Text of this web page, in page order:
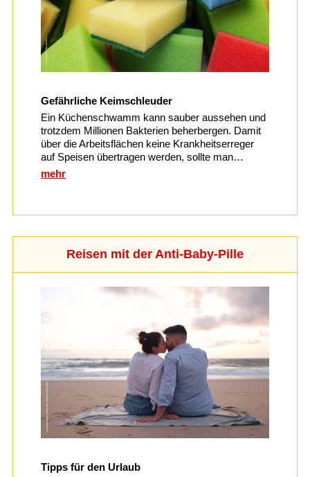
Gefährliche Keimschleuder
Ein Küchenschwamm kann sauber aussehen und
trotzdem Millionen Bakterien beherbergen. Damit
über die Arbeitsflächen keine Krankheitserreger
auf Speisen übertragen werden, sollte man…
mehr
Reisen mit der Anti-Baby-Pille
Tipps für den Urlaub